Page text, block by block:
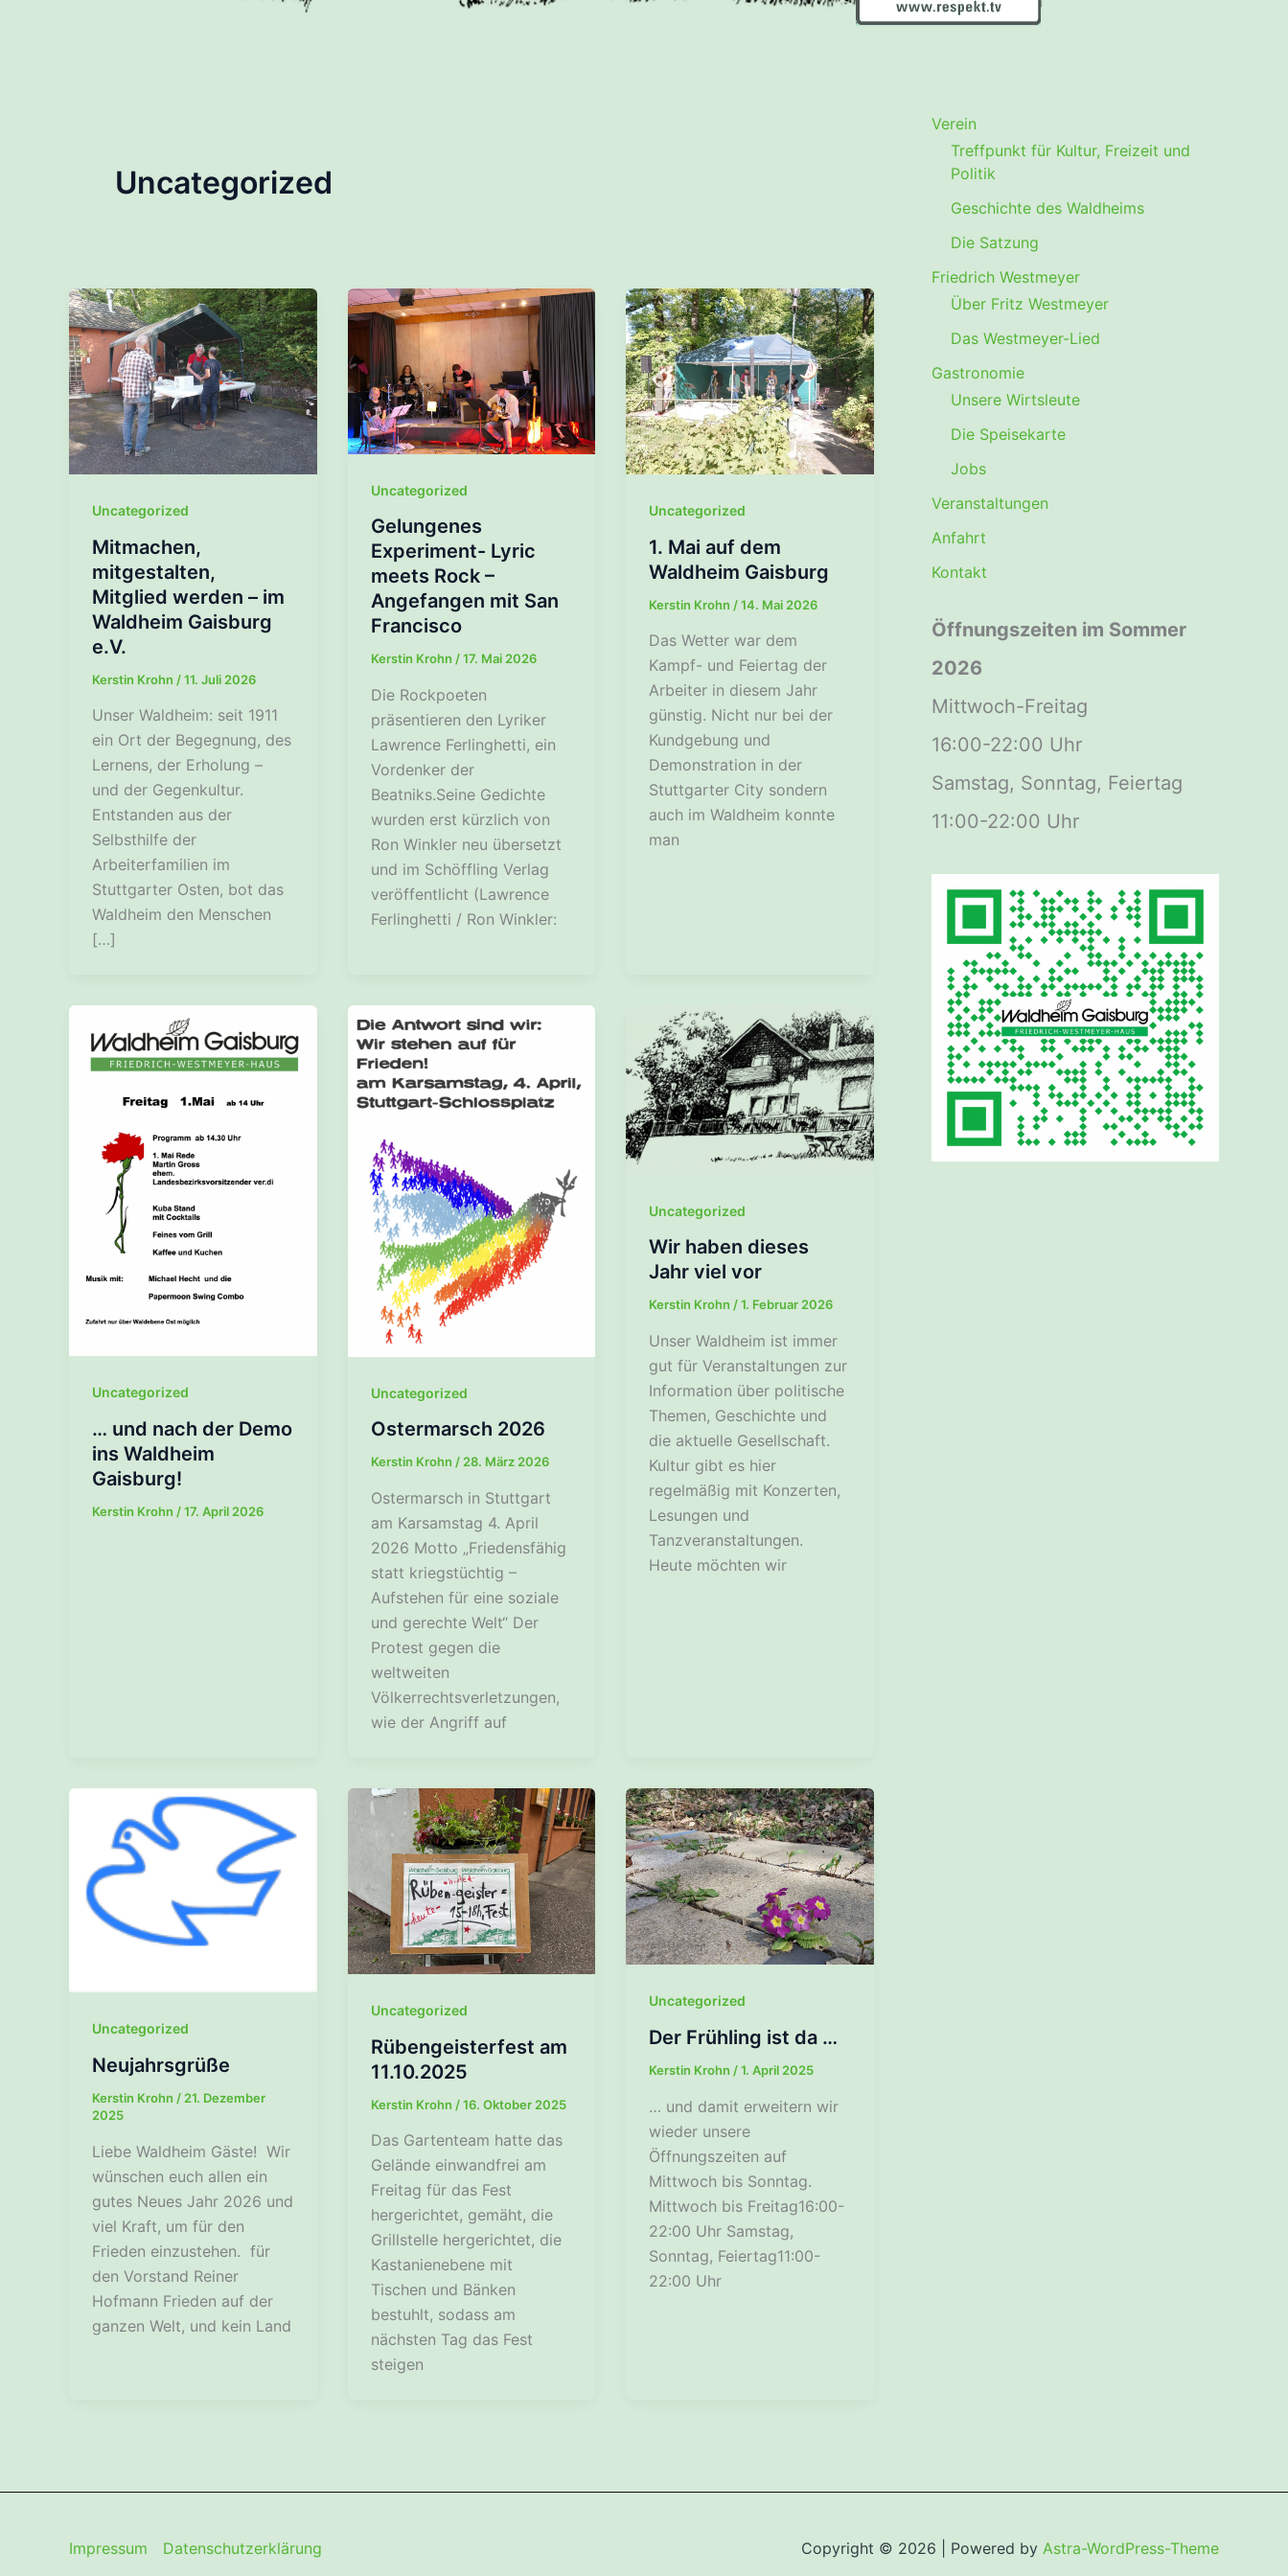
Uncategorized
Uncategorized
Mitmachen,
mitgestalten,
Mitglied werden – im
Waldheim Gaisburg
e.V.
Kerstin Krohn /11. Juli 2026
Unser Waldheim: seit 1911
ein Ort der Begegnung, des
Lernens, der Erholung –
und der Gegenkultur.
Entstanden aus der
Selbsthilfe der
Arbeiterfamilien im
Stuttgarter Osten, bot das
Waldheim den Menschen
[…]
Uncategorized
Gelungenes
Experiment- Lyric
meets Rock –
Angefangen mit San
Francisco
Kerstin Krohn /17. Mai 2026
Die Rockpoeten
präsentieren den Lyriker
Lawrence Ferlinghetti, ein
Vordenker der
Beatniks.Seine Gedichte
wurden erst kürzlich von
Ron Winkler neu übersetzt
und im Schöffling Verlag
veröffentlicht (Lawrence
Ferlinghetti / Ron Winkler:
Uncategorized
1. Mai auf dem
Waldheim Gaisburg
Kerstin Krohn /14. Mai 2026
Das Wetter war dem
Kampf- und Feiertag der
Arbeiter in diesem Jahr
günstig. Nicht nur bei der
Kundgebung und
Demonstration in der
Stuttgarter City sondern
auch im Waldheim konnte
man
Uncategorized
… und nach der Demo
ins Waldheim
Gaisburg!
Kerstin Krohn /17. April 2026
Uncategorized
Ostermarsch 2026
Kerstin Krohn /28. März 2026
Ostermarsch in Stuttgart
am Karsamstag 4. April
2026 Motto „Friedensfähig
statt kriegstüchtig –
Aufstehen für eine soziale
und gerechte Welt“ Der
Protest gegen die
weltweiten
Völkerrechtsverletzungen,
wie der Angriff auf
Uncategorized
Wir haben dieses
Jahr viel vor
Kerstin Krohn/1. Februar 2026
Unser Waldheim ist immer
gut für Veranstaltungen zur
Information über politische
Themen, Geschichte und
die aktuelle Gesellschaft.
Kultur gibt es hier
regelmäßig mit Konzerten,
Lesungen und
Tanzveranstaltungen.
Heute möchten wir
Uncategorized
Neujahrsgrüße
Kerstin Krohn /21. Dezember
2025
Liebe Waldheim Gäste! Wir
wünschen euch allen ein
gutes Neues Jahr 2026 und
viel Kraft, um für den
Frieden einzustehen. für
den Vorstand Reiner
Hofmann Frieden auf der
ganzen Welt, und kein Land
Uncategorized
Rübengeisterfest am
11.10.2025
Kerstin Krohn /16. Oktober 2025
Das Gartenteam hatte das
Gelände einwandfrei am
Freitag für das Fest
hergerichtet, gemäht, die
Grillstelle hergerichtet, die
Kastanienebene mit
Tischen und Bänken
bestuhlt, sodass am
nächsten Tag das Fest
steigen
Uncategorized
Der Frühling ist da …
Kerstin Krohn /1. April 2025
… und damit erweitern wir
wieder unsere
Öffnungszeiten auf
Mittwoch bis Sonntag.
Mittwoch bis Freitag16:00-
22:00 Uhr Samstag,
Sonntag, Feiertag11:00-
22:00 Uhr
Verein
Treffpunkt für Kultur, Freizeit und
Politik
Geschichte des Waldheims
Die Satzung
Friedrich Westmeyer
Über Fritz Westmeyer
Das Westmeyer-Lied
Gastronomie
Unsere Wirtsleute
Die Speisekarte
Jobs
Veranstaltungen
Anfahrt
Kontakt
Öffnungszeiten im Sommer
2026
Mittwoch-Freitag
16:00-22:00 Uhr
Samstag, Sonntag, Feiertag
11:00-22:00 Uhr
Impressum Datenschutzerklärung Copyright © 2026 | Powered by Astra-WordPress-Theme